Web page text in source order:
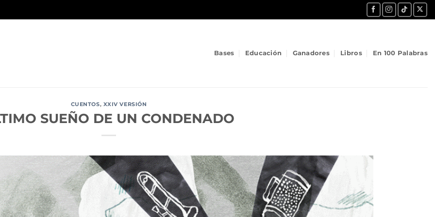
Bases Educación Ganadores Libros En 100 Palabras
CUENTOS, XXIV VERSIÓN
SUEÑO DE UN CONDENADO